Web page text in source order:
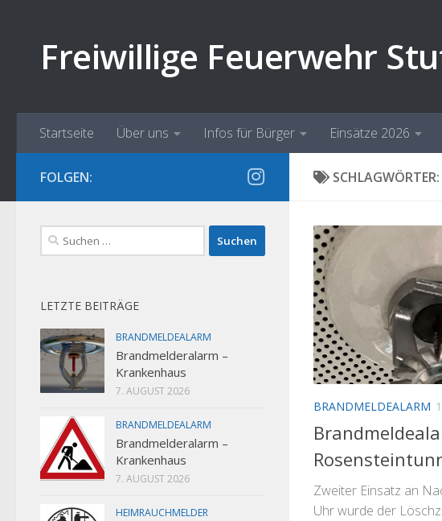
Freiwillige Feuerwehr
Startseite Über uns Infos für Bürger Einsätze 2026
SCHLAGWÖRTER:
BRANDMELDEALARM
Zweiter Einsatz an
Uhr wurde der
FOLGEN:
Suchen
nach:
LETZTE BEITRÄGE
BRANDMELDEALARM
Brandmelderalarm –
Krankenhaus
7. AUGUST 2026
BRANDMELDEALARM
Brandmelderalarm –
Krankenhaus
7. AUGUST 2026
HEIMRAUCHMELDER